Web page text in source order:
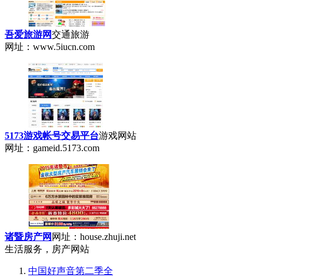
吾爱旅游网交通旅游
网址：www.5iucn.com
5173游戏帐号交易平台游戏网站
网址：gameid.5173.com
诸暨房产网 网址：house.zhuji.net
生活服务，房产网站
中国好声音第二季全